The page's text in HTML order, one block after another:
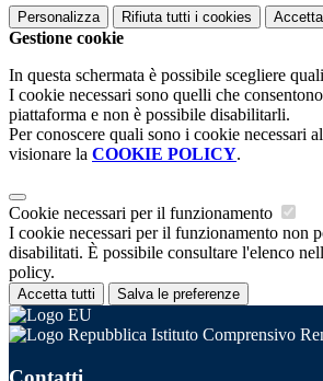
Personalizza Rifiuta tutti i cookies
Gestione cookie
In questa schermata è possibile scegliere
I cookie necessari sono quelli che
piattaforma e non è possibile disabilitarli.
Per conoscere quali sono i cookie necessari
visionare la COOKIE POLICY.
Cookie necessari per il funzionamento
I cookie necessari per il funzionamento non
disabilitati. È possibile consultare l'elenco
policy.
Accetta tutti Salva le preferenze
Istituto Comprensivo